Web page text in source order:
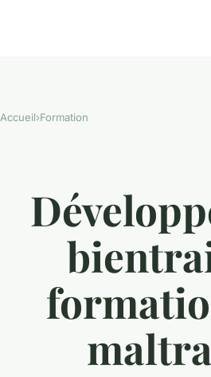
Accueil›Formation